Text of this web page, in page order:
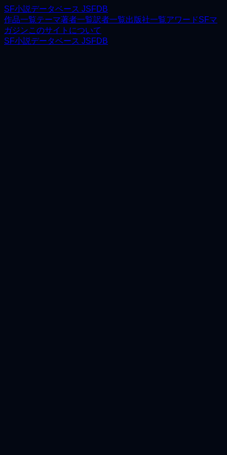
SF小説データベース JSFDB
作品一覧テーマ著者一覧訳者一覧出版社一覧アワードSFマ
ガジンこのサイトについて
SF小説データベース JSFDB